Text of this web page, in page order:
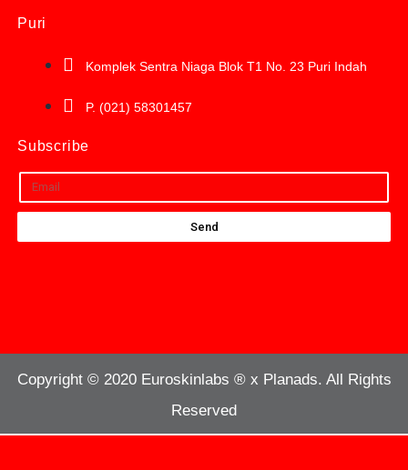
Puri
Komplek Sentra Niaga Blok T1 No. 23 Puri Indah
P. (021) 58301457
Subscribe
Send
Copyright © 2020 Euroskinlabs ® x Planads. All Rights
Reserved